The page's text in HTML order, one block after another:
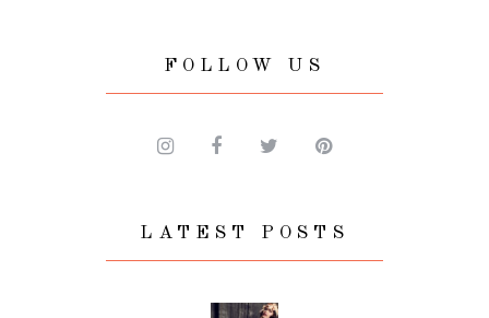
FOLLOW US
LATEST POSTS